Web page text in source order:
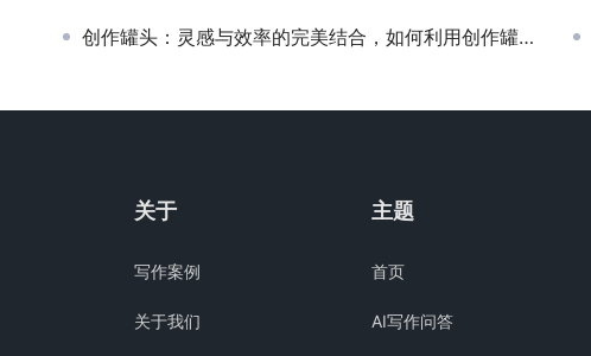
创作罐头：灵感与效率的完美结合，如何利用创作罐头提升内容创作效率
关于
写作案例
关于我们
主题
首页
AI写作问答